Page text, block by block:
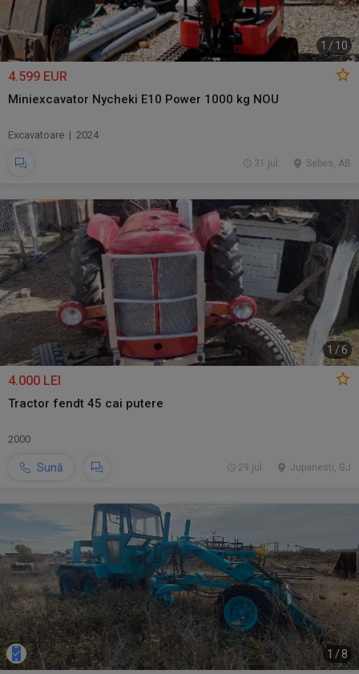
1 / 10
4.599 EUR
Miniexcavator Nycheki E10 Power 1000 kg NOU
Excavatoare | 2024
Sebes, AB
31 jul.
1 /6
4.000 LEI
Tractor fendt 45 cai putere
2000
Sună Jupanesti, GJ
29 jul.
1 /8